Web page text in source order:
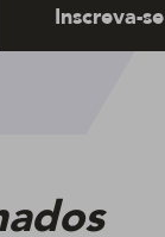
Inscreva-se